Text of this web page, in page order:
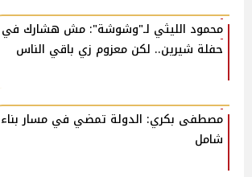
محمود الليثي لـ"وشوشة": مش هشارك في
حفلة شيرين.. لكن معزوم زي باقي الناس
مصطفى بكري: الدولة تمضي في مسار بناء
شامل